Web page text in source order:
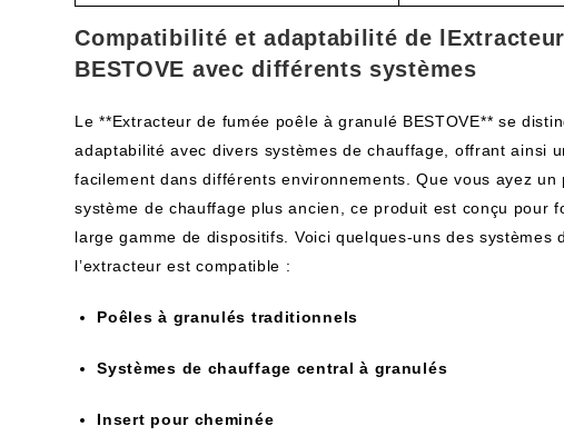
Compatibilité et adaptabilité de
BESTOVE avec différents systèmes
Le **Extracteur de fumée poêle à granulé BESTOVE** se
adaptabilité avec divers systèmes de chauffage, offrant ainsi
facilement dans différents environnements. Que vous ayez
système de chauffage plus ancien, ce produit est conçu pour
large gamme de dispositifs. Voici quelques-uns des systèmes
l’extracteur est compatible :
Poêles à granulés traditionnels
Systèmes de chauffage central à granulés
Insert pour cheminée